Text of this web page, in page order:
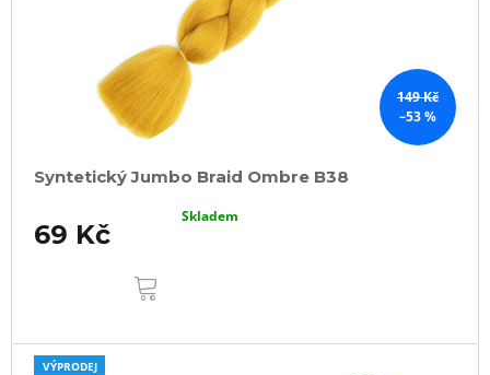
149 Kč
–53 %
Syntetický Jumbo Braid Ombre B38
69 Kč
Skladem
VÝPRODEJ